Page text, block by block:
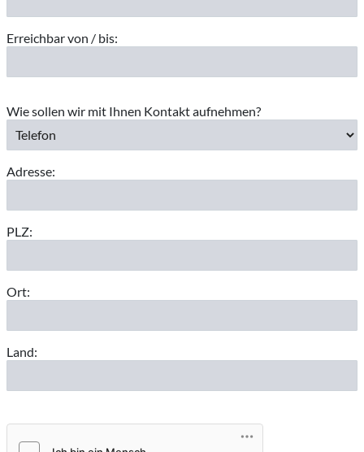
Erreichbar von / bis:
Wie sollen wir mit Ihnen Kontakt aufnehmen?
Adresse:
PLZ:
Ort:
Land: